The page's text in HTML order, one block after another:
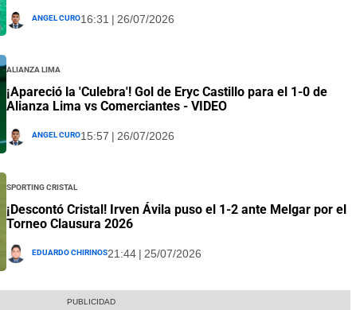
Angel Curo16:31 | 26/07/2026
Alianza Lima
¡Apareció la 'Culebra'! Gol de Eryc Castillo para el 1-0 de
Alianza Lima vs Comerciantes - VIDEO
Angel Curo15:57 | 26/07/2026
Sporting Cristal
¡Descontó Cristal! Irven Ávila puso el 1-2 ante Melgar por el
Torneo Clausura 2026
Eduardo Chirinos21:44 | 25/07/2026